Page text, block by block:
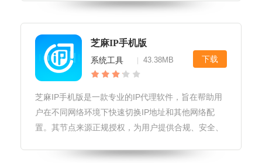
展规划：用户可以利用知命最新版分析自己的性格特
点和潜在优势，制定更符合自身特
芝麻IP手机版
系统工具 43.38MB 下载
芝麻IP手机版是一款专业的IP代理软件，旨在帮助用
户在不同网络环境下快速切换IP地址和其他网络配
置。其节点来源正规授权，为用户提供合规、安全、
网页测试等行业人员的首选工具。芝麻IP手机版软件